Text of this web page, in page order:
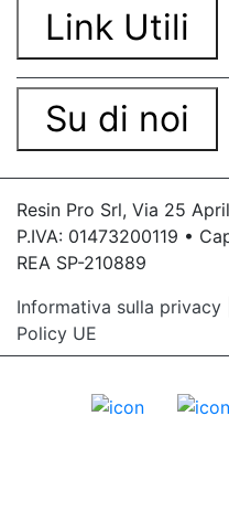
Link Utili
Su di noi
Resin Pro Srl, Via 25
P.IVA: 01473200119 •
REA SP-210889
Informativa sulla privacy
Policy UE